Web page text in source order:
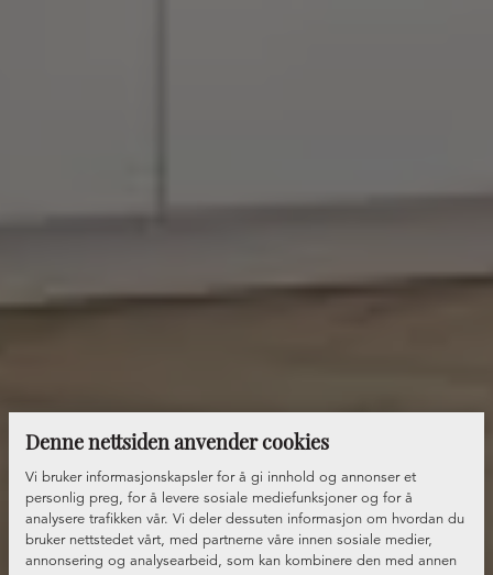
Denne nettsiden anvender cookies
Vi bruker informasjonskapsler for å gi innhold og annonser et
personlig preg, for å levere sosiale mediefunksjoner og for å
analysere trafikken vår. Vi deler dessuten informasjon om hvordan du
bruker nettstedet vårt, med partnerne våre innen sosiale medier,
annonsering og analysearbeid, som kan kombinere den med annen